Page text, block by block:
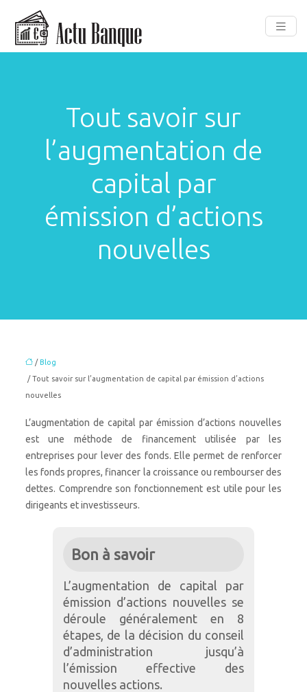
Tout savoir sur
l’augmentation de
capital par
émission d’actions
nouvelles
/Blog
/ Tout savoir sur l’augmentation de capital par émission d’actions
nouvelles
L’augmentation de capital par émission d’actions nouvelles
est une méthode de financement utilisée par les
entreprises pour lever des fonds. Elle permet de renforcer
les fonds propres, financer la croissance ou rembourser des
dettes. Comprendre son fonctionnement est utile pour les
dirigeants et investisseurs.
Bon à savoir
L’augmentation de capital par
émission d’actions nouvelles se
déroule généralement en 8
étapes, de la décision du conseil
d’administration jusqu’à
l’émission effective des
nouvelles actions.